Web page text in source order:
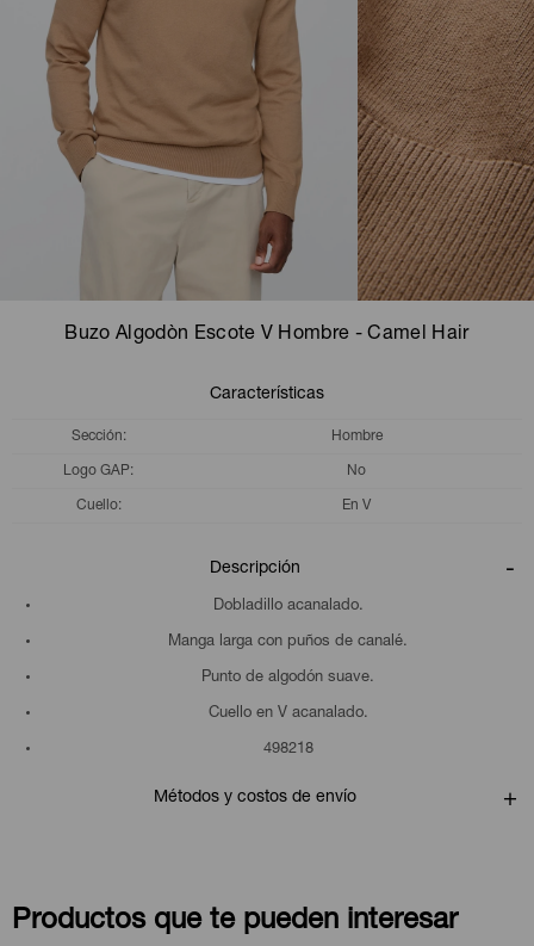
Buzo Algodòn Escote V Hombre - Camel Hair
Características
Sección Hombre
Logo GAP No
Cuello En V
Descripción
Dobladillo acanalado.
Manga larga con puños de canalé.
Punto de algodón suave.
Cuello en V acanalado.
498218
Métodos y costos de envío
Productos que te pueden interesar
Camperas
Musculosas
Shorts
Calzas
Camperas
Chalecos
Shorts
Camperas
Chalecos
Ropa interior
Camperas
Pijamas
Sets
Sets